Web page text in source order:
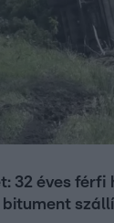
32 éves férfi